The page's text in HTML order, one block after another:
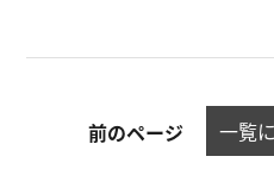
前のページ 一覧